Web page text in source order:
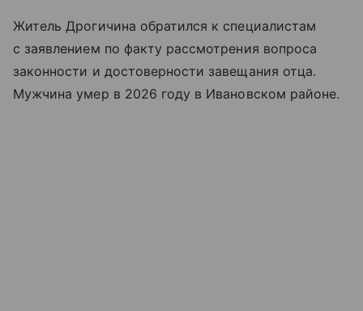
Житель Дрогичина обратился к специалистам
с заявлением по факту рассмотрения вопроса
законности и достоверности завещания отца.
Мужчина умер в 2026 году в Ивановском районе.